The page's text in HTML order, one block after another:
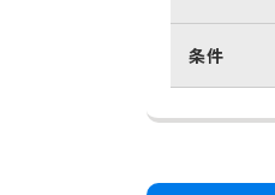
条件